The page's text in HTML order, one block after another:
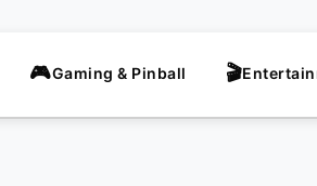
Gaming & Pinball